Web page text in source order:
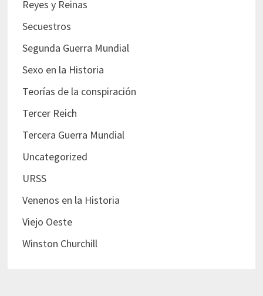
Reyes y Reinas
Secuestros
Segunda Guerra Mundial
Sexo en la Historia
Teorías de la conspiración
Tercer Reich
Tercera Guerra Mundial
Uncategorized
URSS
Venenos en la Historia
Viejo Oeste
Winston Churchill